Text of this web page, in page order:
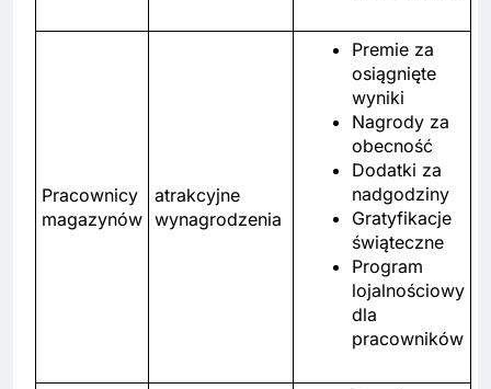
Pracownicy
magazynów
atrakcyjne
wynagrodzenia
Premie za
osiągnięte
wyniki
Nagrody za
obecność
Dodatki za
nadgodziny
Gratyfikacje
świąteczne
Program
lojalnościowy
dla
pracowników